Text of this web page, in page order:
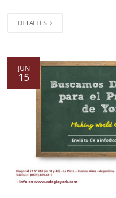
DETALLES
JUN
15